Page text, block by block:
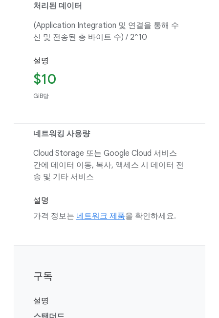
처리된 데이터
(Application Integration 및 연결을 통해 수
신 및 전송된 총 바이트 수) / 2^10
설명
$10
GiB당
네트워킹 사용량
Cloud Storage 또는 Google Cloud 서비스
간에 데이터 이동, 복사, 액세스 시 데이터 전
송 및 기타 서비스
설명
가격 정보는 네트워크 제품을 확인하세요.
구독
설명